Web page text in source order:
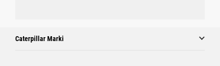
Caterpillar Marki